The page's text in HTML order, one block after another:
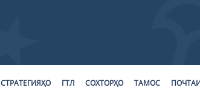
СТРАТЕГИЯҲО ГТЛ СОХТОРҲО ТАМОС